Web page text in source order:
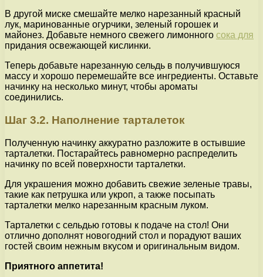
В другой миске смешайте мелко нарезанный красный
лук, маринованные огурчики, зеленый горошек и
майонез. Добавьте немного свежего лимонного сока для
придания освежающей кислинки.
Теперь добавьте нарезанную сельдь в получившуюся
массу и хорошо перемешайте все ингредиенты. Оставьте
начинку на несколько минут, чтобы ароматы
соединились.
Шаг 3.2. Наполнение тарталеток
Полученную начинку аккуратно разложите в остывшие
тарталетки. Постарайтесь равномерно распределить
начинку по всей поверхности тарталетки.
Для украшения можно добавить свежие зеленые травы,
такие как петрушка или укроп, а также посыпать
тарталетки мелко нарезанным красным луком.
Тарталетки с сельдью готовы к подаче на стол! Они
отлично дополнят новогодний стол и порадуют ваших
гостей своим нежным вкусом и оригинальным видом.
Приятного аппетита!